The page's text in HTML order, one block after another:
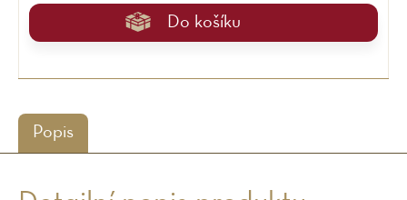
Do košíku
Popis